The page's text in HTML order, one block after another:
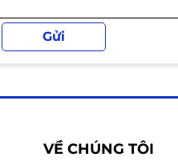
VỀ CHÚNG TÔI